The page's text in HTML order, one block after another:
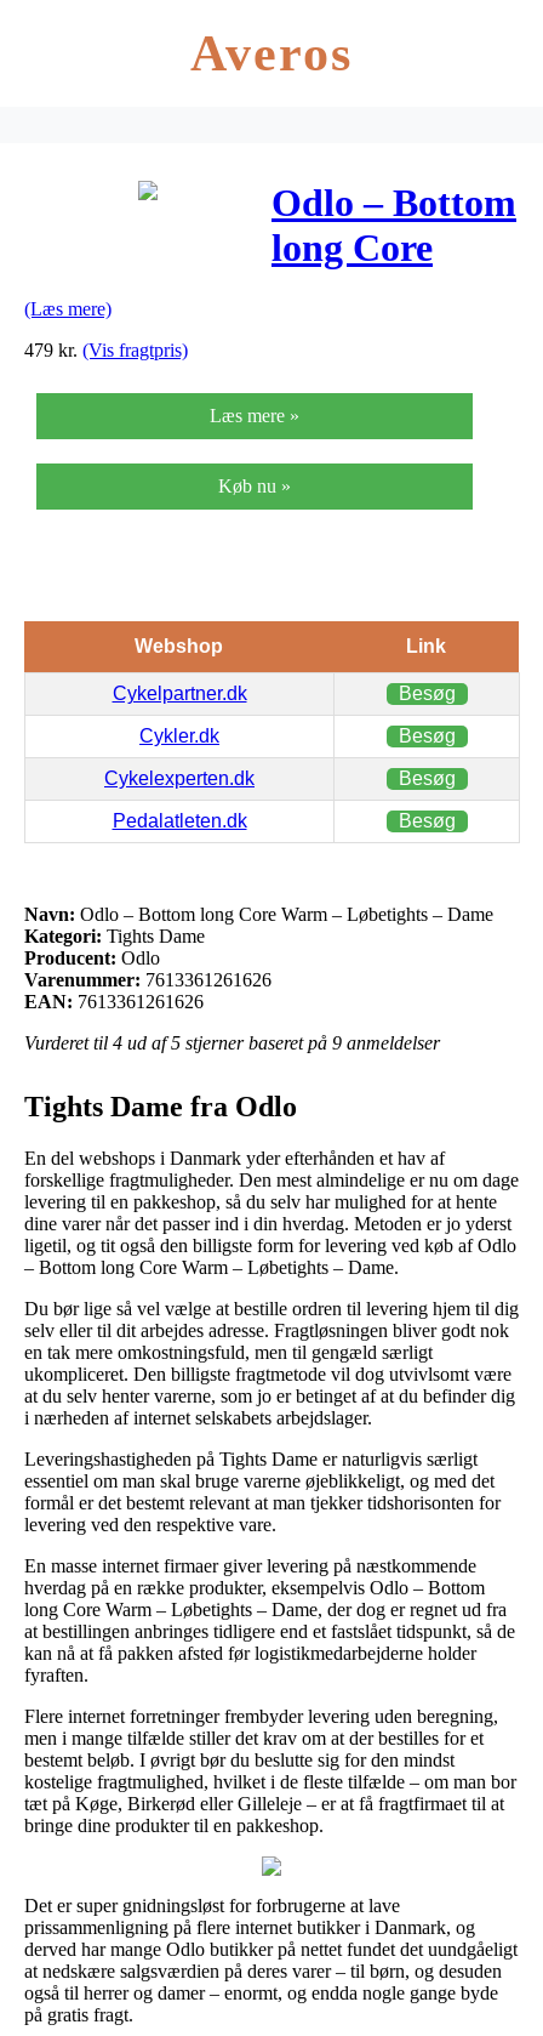
Averos
Odlo – Bottom
long Core
Dame
(Læs mere)
479 kr. (Vis fragtpris)
Læs mere »
Køb nu »
Webshop Link
Cykelpartner.dk Besøg
Cykler.dk Besøg
Cykelexperten.dk Besøg
Pedalatleten.dk Besøg
Navn: Odlo – Bottom long Core Warm – Løbetights – Dame
Kategori: Tights Dame
Producent: Odlo
Varenummer: 7613361261626
EAN: 7613361261626
Vurderet til 4 ud af 5 stjerner baseret på 9 anmeldelser
Tights Dame fra Odlo
En del webshops i Danmark yder efterhånden et hav af
forskellige fragtmuligheder. Den mest almindelige er nu om dage
levering til en pakkeshop, så du selv har mulighed for at hente
dine varer når det passer ind i din hverdag. Metoden er jo yderst
ligetil, og tit også den billigste form for levering ved køb af Odlo
– Bottom long Core Warm – Løbetights – Dame.
Du bør lige så vel vælge at bestille ordren til levering hjem til dig
selv eller til dit arbejdes adresse. Fragtløsningen bliver godt nok
en tak mere omkostningsfuld, men til gengæld særligt
ukompliceret. Den billigste fragtmetode vil dog utvivlsomt være
at du selv henter varerne, som jo er betinget af at du befinder dig
i nærheden af internet selskabets arbejdslager.
Leveringshastigheden på Tights Dame er naturligvis særligt
essentiel om man skal bruge varerne øjeblikkeligt, og med det
formål er det bestemt relevant at man tjekker tidshorisonten for
levering ved den respektive vare.
En masse internet firmaer giver levering på næstkommende
hverdag på en række produkter, eksempelvis Odlo – Bottom
long Core Warm – Løbetights – Dame, der dog er regnet ud fra
at bestillingen anbringes tidligere end et fastslået tidspunkt, så de
kan nå at få pakken afsted før logistikmedarbejderne holder
fyraften.
Flere internet forretninger frembyder levering uden beregning,
men i mange tilfælde stiller det krav om at der bestilles for et
bestemt beløb. I øvrigt bør du beslutte sig for den mindst
kostelige fragtmulighed, hvilket i de fleste tilfælde – om man bor
tæt på Køge, Birkerød eller Gilleleje – er at få fragtfirmaet til at
bringe dine produkter til en pakkeshop.
Det er super gnidningsløst for forbrugerne at lave
prissammenligning på flere internet butikker i Danmark, og
derved har mange Odlo butikker på nettet fundet det uundgåeligt
at nedskære salgsværdien på deres varer – til børn, og desuden
også til herrer og damer – enormt, og endda nogle gange byde
på gratis fragt.